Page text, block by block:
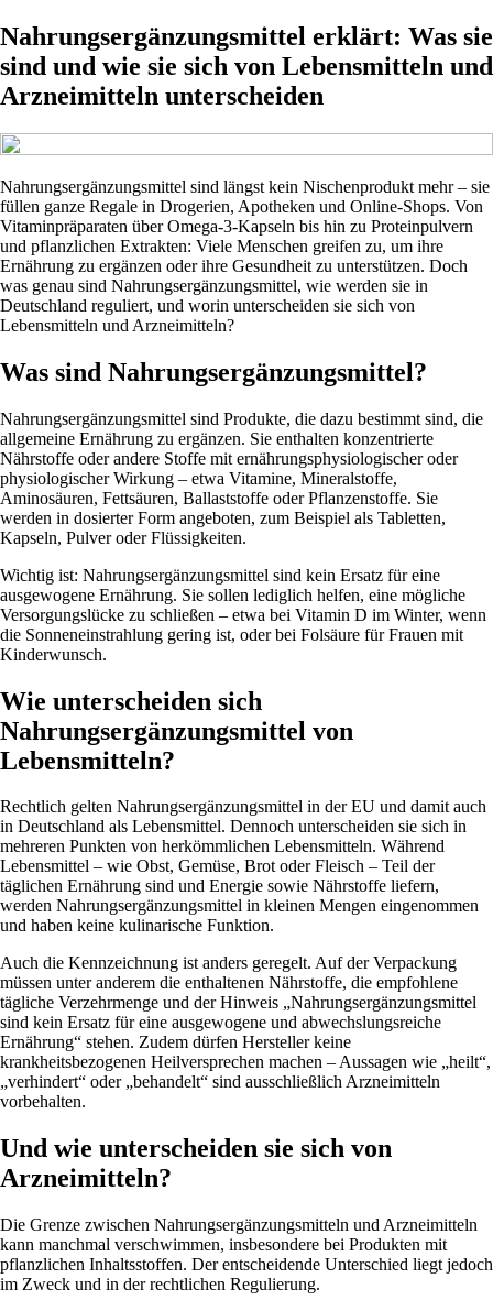
Nahrungsergänzungsmittel erklärt: Was sie
sind und wie sie sich von Lebensmitteln und
Arzneimitteln unterscheiden
Nahrungsergänzungsmittel sind längst kein Nischenprodukt mehr – sie
füllen ganze Regale in Drogerien, Apotheken und Online-Shops. Von
Vitaminpräparaten über Omega-3-Kapseln bis hin zu Proteinpulvern
und pflanzlichen Extrakten: Viele Menschen greifen zu, um ihre
Ernährung zu ergänzen oder ihre Gesundheit zu unterstützen. Doch
was genau sind Nahrungsergänzungsmittel, wie werden sie in
Deutschland reguliert, und worin unterscheiden sie sich von
Lebensmitteln und Arzneimitteln?
Was sind Nahrungsergänzungsmittel?
Nahrungsergänzungsmittel sind Produkte, die dazu bestimmt sind, die
allgemeine Ernährung zu ergänzen. Sie enthalten konzentrierte
Nährstoffe oder andere Stoffe mit ernährungsphysiologischer oder
physiologischer Wirkung – etwa Vitamine, Mineralstoffe,
Aminosäuren, Fettsäuren, Ballaststoffe oder Pflanzenstoffe. Sie
werden in dosierter Form angeboten, zum Beispiel als Tabletten,
Kapseln, Pulver oder Flüssigkeiten.
Wichtig ist: Nahrungsergänzungsmittel sind kein Ersatz für eine
ausgewogene Ernährung. Sie sollen lediglich helfen, eine mögliche
Versorgungslücke zu schließen – etwa bei Vitamin D im Winter, wenn
die Sonneneinstrahlung gering ist, oder bei Folsäure für Frauen mit
Kinderwunsch.
Wie unterscheiden sich
Nahrungsergänzungsmittel von
Lebensmitteln?
Rechtlich gelten Nahrungsergänzungsmittel in der EU und damit auch
in Deutschland als Lebensmittel. Dennoch unterscheiden sie sich in
mehreren Punkten von herkömmlichen Lebensmitteln. Während
Lebensmittel – wie Obst, Gemüse, Brot oder Fleisch – Teil der
täglichen Ernährung sind und Energie sowie Nährstoffe liefern,
werden Nahrungsergänzungsmittel in kleinen Mengen eingenommen
und haben keine kulinarische Funktion.
Auch die Kennzeichnung ist anders geregelt. Auf der Verpackung
müssen unter anderem die enthaltenen Nährstoffe, die empfohlene
tägliche Verzehrmenge und der Hinweis „Nahrungsergänzungsmittel
sind kein Ersatz für eine ausgewogene und abwechslungsreiche
Ernährung“ stehen. Zudem dürfen Hersteller keine
krankheitsbezogenen Heilversprechen machen – Aussagen wie „heilt“,
„verhindert“ oder „behandelt“ sind ausschließlich Arzneimitteln
vorbehalten.
Und wie unterscheiden sie sich von
Arzneimitteln?
Die Grenze zwischen Nahrungsergänzungsmitteln und Arzneimitteln
kann manchmal verschwimmen, insbesondere bei Produkten mit
pflanzlichen Inhaltsstoffen. Der entscheidende Unterschied liegt jedoch
im Zweck und in der rechtlichen Regulierung.